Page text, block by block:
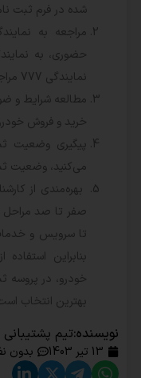
شده در فرم ثبت
مراجعه به
حضوری، به
نمایندگی 777 مراجعه کنید.
مطالعه شرایط و
خرید و فروش
پیگیری وضعیت
می‌کنید، وضعیت
صفر تا صد مراحل
تا سرویس و
خودرو، در پروسه
بهترین انتخاب
نویسنده:تیم پشتیبانی 777
13 تیر 1403 بدون